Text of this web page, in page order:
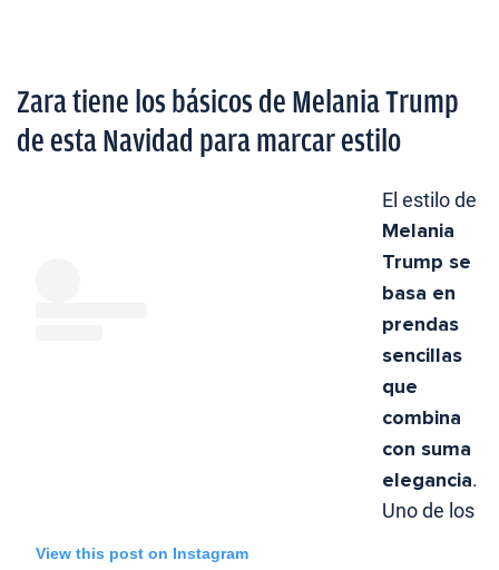
Zara tiene los básicos de Melania Trump
de esta Navidad para marcar estilo
View this post on Instagram
El estilo de
Melania
Trump se
basa en
prendas
sencillas
que
combina
con suma
elegancia.
Uno de los